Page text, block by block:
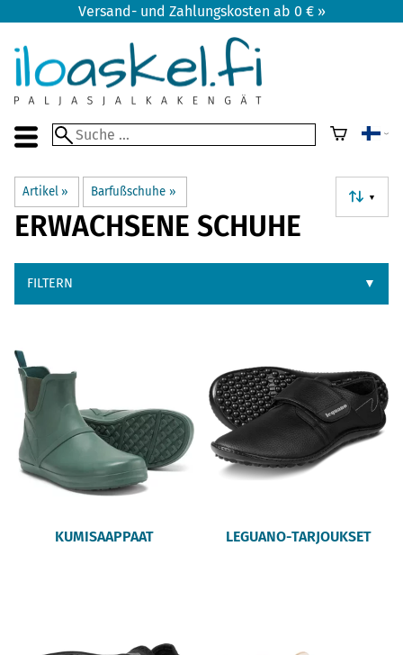
Versand- und Zahlungskosten ab 0 € »
Artikel ‪» Barfußschuhe ‪» ▼
ERWACHSENE SCHUHE
FILTERN ▼
KUMISAAPPAAT LEGUANO-TARJOUKSET